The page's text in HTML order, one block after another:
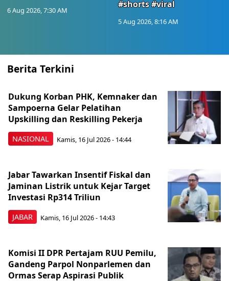
6 Aug 2026, 7:30 AM
#shorts #viral
5 Aug 2026, 8:16 AM
Berita Terkini
NASIONAL
Dukung Korban PHK, Kemnaker dan
Sampoerna Gelar Pelatihan
Upskilling dan Reskilling Pekerja
Kamis, 16 Jul 2026 - 14:44
JABAR
Jabar Tawarkan Insentif Fiskal dan
Jaminan Listrik untuk Kejar Target
Investasi Rp314 Triliun
Kamis, 16 Jul 2026 - 14:43
Komisi II DPR Pertajam RUU Pemilu,
Gandeng Parpol Nonparlemen dan
Ormas Serap Aspirasi Publik